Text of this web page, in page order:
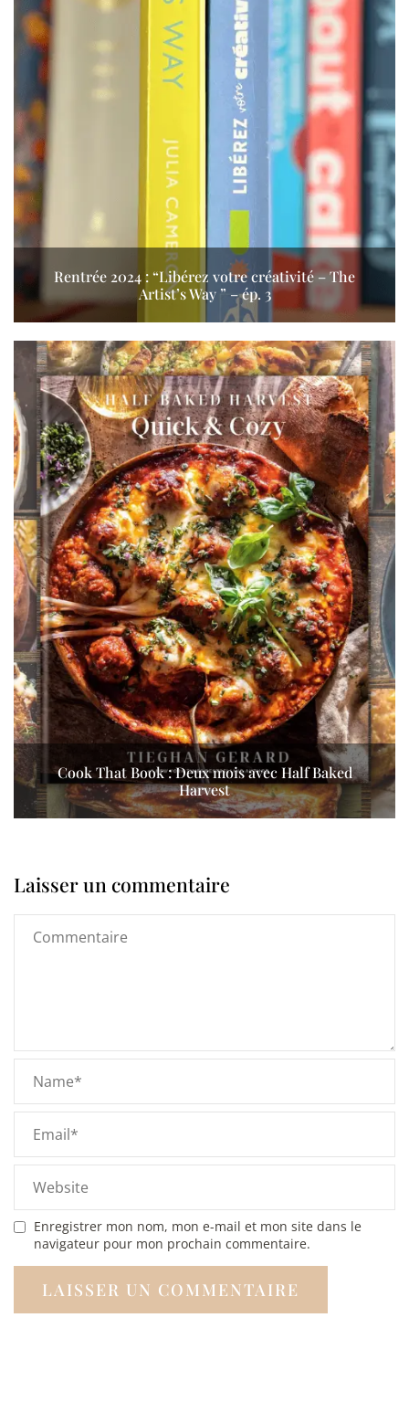
Rentrée 2024 : “Libérez votre créativité – The
Artist’s Way ” – ép. 3
Cook That Book : Deux mois avec Half Baked
Harvest
Laisser un commentaire
Enregistrer mon nom, mon e-mail et mon site dans le
navigateur pour mon prochain commentaire.